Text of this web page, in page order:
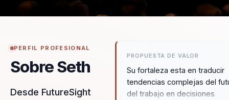
PERFIL PROFESIONAL
Sobre Seth
Desde FutureSight
PROPUESTA DE VALOR
Su fortaleza esta en traducir
tendencias complejas del
del trabajo en decisiones